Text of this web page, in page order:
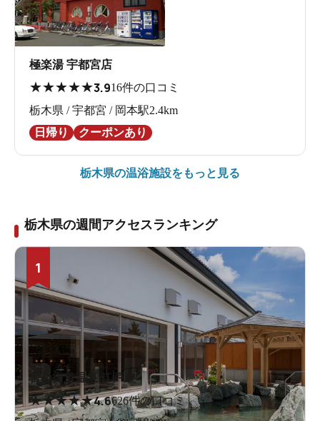
極楽湯 宇都宮店
★★★★★3.916件の口コミ
栃木県 / 宇都宮 / 岡本駅2.4km
日帰り
クーポンあり
栃木県の温浴施設をもっと見る
栃木県の週間アクセスランキング
1
宮の街道温泉 江戸遊
★★★★★4.6626件の口コミ